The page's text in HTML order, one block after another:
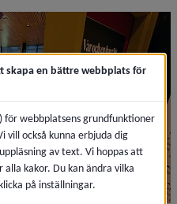
skapa en bättre webbplats för
för webbplatsens grundfunktioner
också kunna erbjuda dig
av text. Vi hoppas att
kakor. Du kan ändra vilka
på inställningar.